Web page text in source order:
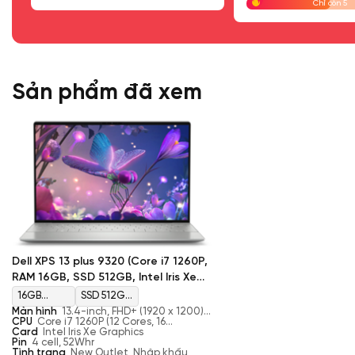
sử dụng công nghệ Piezo cùng với các động cơ nhỏ.
Chỉ còn 5
Sản phẩm đã xem
Dell XPS 13 plus 9320 (Core i7 1260P,
RAM 16GB, SSD 512GB, Intel Iris Xe
Graphics , Màn 13.4'' FHD+ )
16GB
5200MHz
LPDDR5
SSD 512GB
M.2 PCIe
NVMe
Màn hình
13.4-inch, FHD+ (1920 x 1200),
60Hz, anti-glare, InfinityEdge, sRGB
100% typical, 500 nits
CPU Core i7 1260P (12 Cores, 16
Threads, 3.40 GHz - 4.70 Ghz, 12MB
Cache)
Card
Intel Iris Xe Graphics
Pin 4 cell, 52Whr